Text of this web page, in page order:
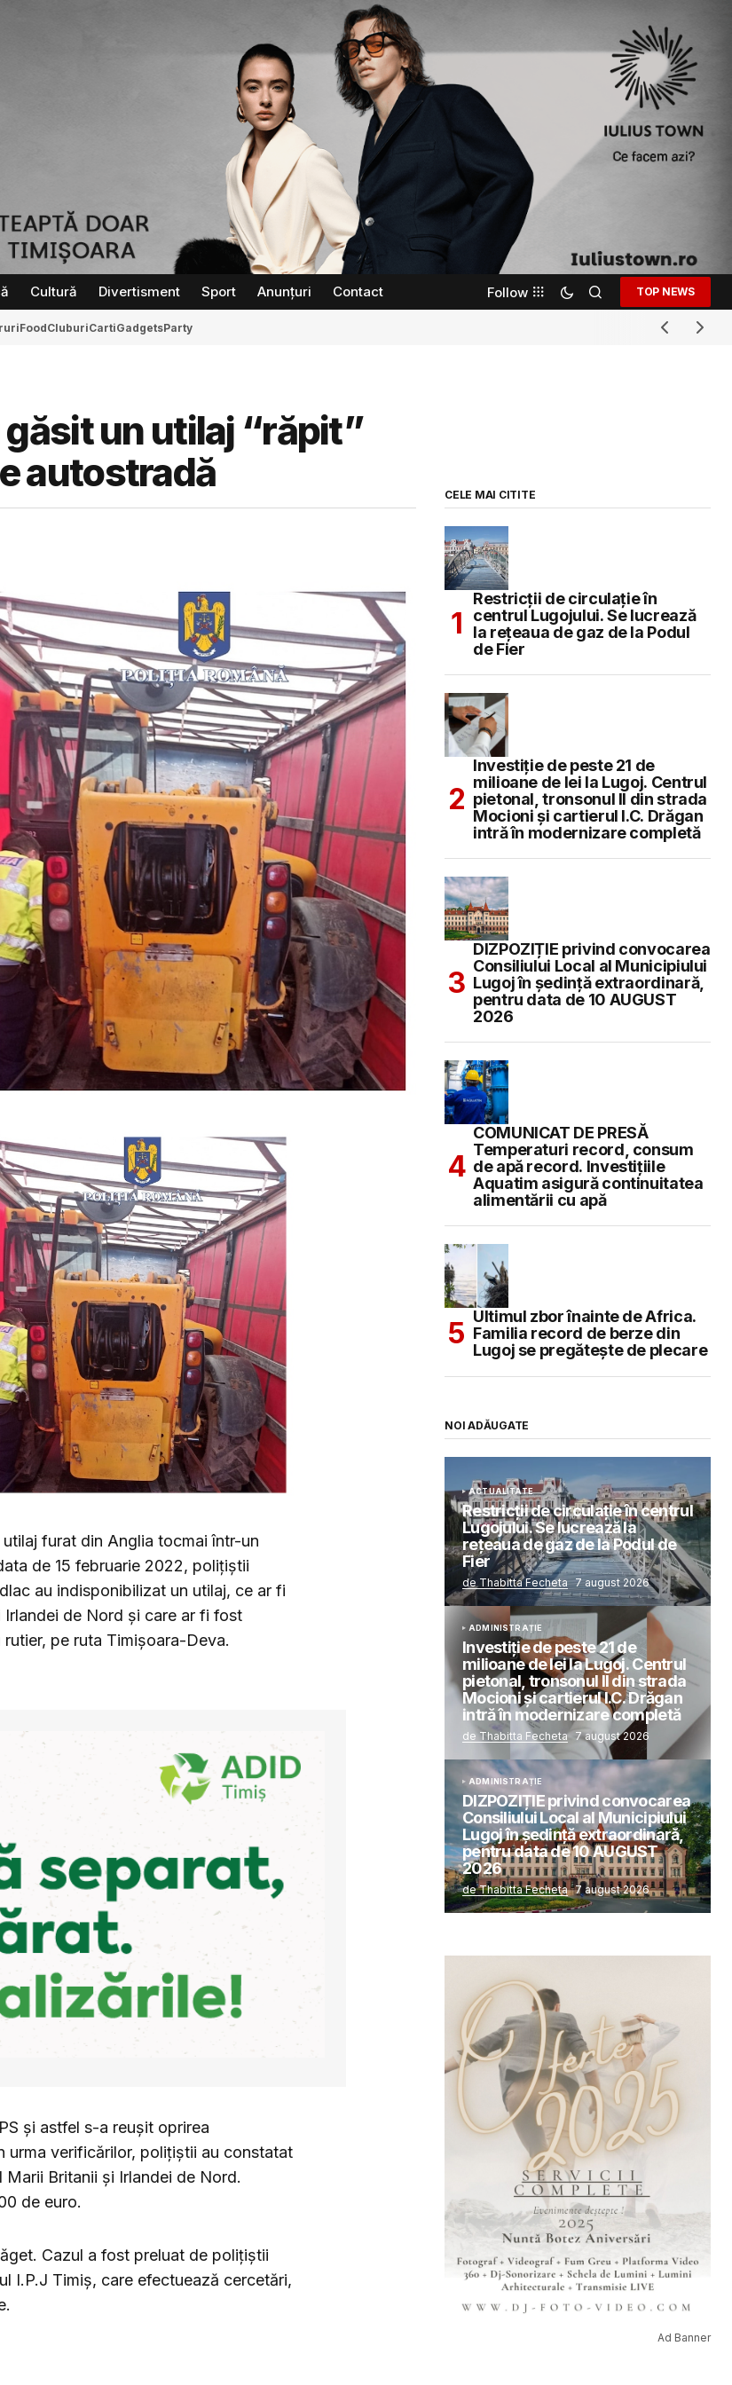
Cultură Divertisment Sport Anunțuri Contact Follow TOP NEWS
FoodCluburiCartiGadgetsParty
un utilaj “răpit”
autostradă
furat din Anglia tocmai într-un
de 15 februarie 2022, polițiștii
au indisponibilizat un utilaj, ce ar fi
de Nord și care ar fi fost
pe ruta Timișoara-Deva.
și astfel s-a reușit oprirea
urma verificărilor, polițiștii au constatat
Britanii și Irlandei de Nord.
de euro.
Cazul a fost preluat de polițiștii
I.P.J Timiș, care efectuează cercetări,
CELE MAI CITITE
Restricții de circulație în
centrul Lugojului. Se lucrează
la rețeaua de gaz de la Podul
de Fier
Investiție de peste 21 de
milioane de lei la Lugoj. Centrul
pietonal, tronsonul II din strada
Mocioni și cartierul I.C. Drăgan
intră în modernizare completă
DIZPOZIȚIE privind convocarea
Consiliului Local al Municipiului
Lugoj în şedinţă extraordinară,
pentru data de 10 AUGUST
2026
COMUNICAT DE PRESĂ
Temperaturi record, consum
de apă record. Investițiile
Aquatim asigură continuitatea
alimentării cu apă
Ultimul zbor înainte de Africa.
Familia record de berze din
Lugoj se pregătește de plecare
NOI ADĂUGATE
ACTUALITATE
Restricții de circulație în centrul
Lugojului. Se lucrează la
rețeaua de gaz de la Podul de
Fier
de Thabitta Fecheta 7 august 2026
ADMINISTRAȚIE
Investiție de peste 21 de
milioane de lei la Lugoj. Centrul
pietonal, tronsonul II din strada
Mocioni și cartierul I.C. Drăgan
intră în modernizare completă
de Thabitta Fecheta 7 august 2026
ADMINISTRAȚIE
DIZPOZIȚIE privind convocarea
Consiliului Local al Municipiului
Lugoj în şedinţă extraordinară,
pentru data de 10 AUGUST
2026
de Thabitta Fecheta 7 august 2026
Ad Banner